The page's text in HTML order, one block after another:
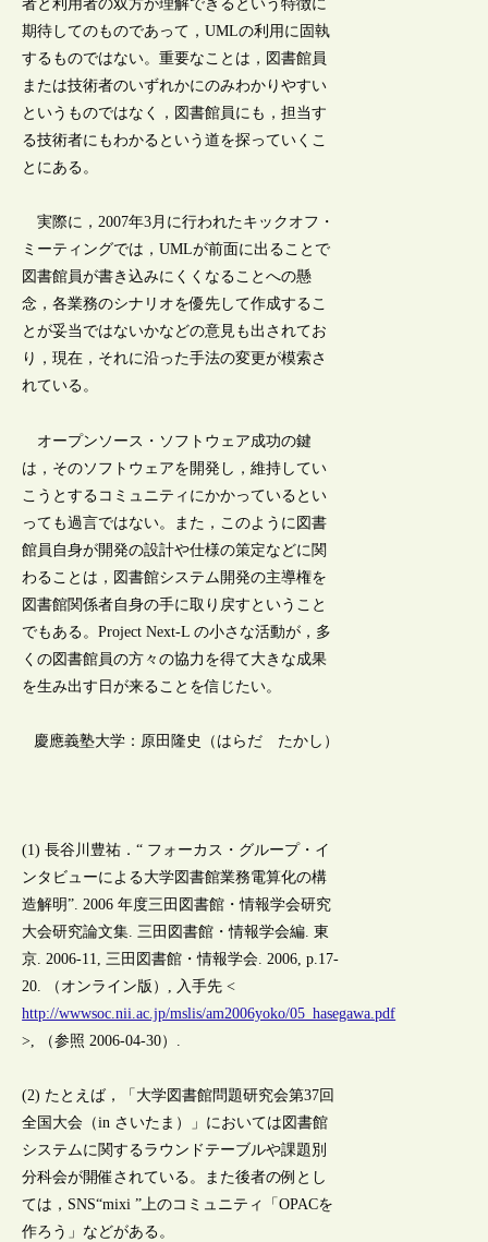
者と利用者の双方が理解できるという特徴に
期待してのものであって，UMLの利用に固執
するものではない。重要なことは，図書館員
または技術者のいずれかにのみわかりやすい
というものではなく，図書館員にも，担当す
る技術者にもわかるという道を探っていくこ
とにある。
実際に，2007年3月に行われたキックオフ・
ミーティングでは，UMLが前面に出ることで
図書館員が書き込みにくくなることへの懸
念，各業務のシナリオを優先して作成するこ
とが妥当ではないかなどの意見も出されてお
り，現在，それに沿った手法の変更が模索さ
れている。
オープンソース・ソフトウェア成功の鍵
は，そのソフトウェアを開発し，維持してい
こうとするコミュニティにかかっているとい
っても過言ではない。また，このように図書
館員自身が開発の設計や仕様の策定などに関
わることは，図書館システム開発の主導権を
図書館関係者自身の手に取り戻すということ
でもある。Project Next-L の小さな活動が，多
くの図書館員の方々の協力を得て大きな成果
を生み出す日が来ることを信じたい。
慶應義塾大学：原田隆史（はらだ たかし）
(1) 長谷川豊祐．“ フォーカス・グループ・イ
ンタビューによる大学図書館業務電算化の構
造解明”. 2006 年度三田図書館・情報学会研究
大会研究論文集. 三田図書館・情報学会編. 東
京. 2006-11, 三田図書館・情報学会. 2006, p.17-
20. （オンライン版）, 入手先 <
http://wwwsoc.nii.ac.jp/mslis/am2006yoko/05_hasegawa.pdf
>, （参照 2006-04-30）.
(2) たとえば，「大学図書館問題研究会第37回
全国大会（in さいたま）」においては図書館
システムに関するラウンドテーブルや課題別
分科会が開催されている。また後者の例とし
ては，SNS“mixi ”上のコミュニティ「OPACを
作ろう」などがある。